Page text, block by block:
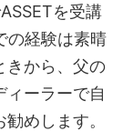
を受講
の経験は素晴
きから、父の
ーラーで自
めします。